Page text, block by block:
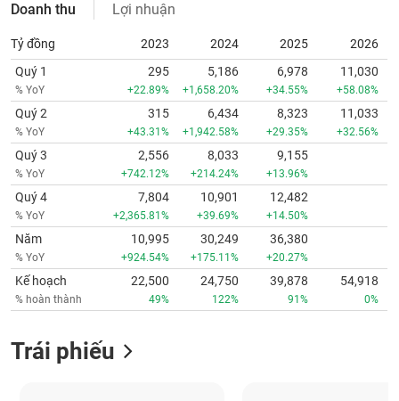
Doanh thu Lợi nhuận
Tỷ đồng 2023 2024 2025
2026
Quý 1
% YoY
295
+22.89%
5,186
+1,658.20%
6,978
+34.55%
11,030
+58.08%
Quý 2
% YoY
315
+43.31%
6,434
+1,942.58%
8,323
+29.35%
11,033
+32.56%
Quý 3
% YoY
2,556
+742.12%
8,033
+214.24%
9,155
+13.96%
Quý 4
% YoY
7,804
+2,365.81%
10,901
+39.69%
12,482
+14.50%
Năm
% YoY
10,995
+924.54%
30,249
+175.11%
36,380
+20.27%
Kế hoạch
% hoàn thành
22,500
49%
24,750
122%
39,878
91%
54,918
0%
Trái phiếu